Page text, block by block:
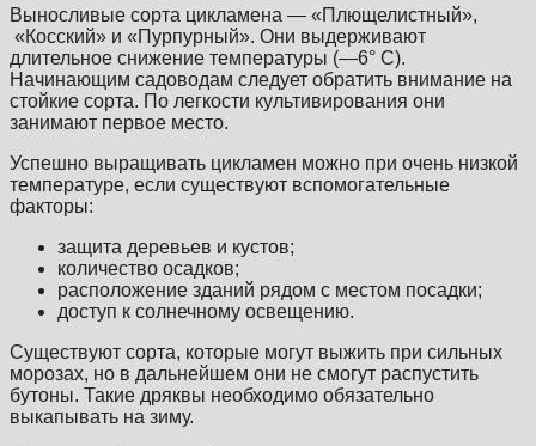
Выносливые сорта цикламена — «Плющелистный»,
«Косский» и «Пурпурный». Они выдерживают
длительное снижение температуры (—6° C).
Начинающим садоводам следует обратить внимание на
стойкие сорта. По легкости культивирования они
занимают первое место.
Успешно выращивать цикламен можно при очень низкой
температуре, если существуют вспомогательные
факторы:
защита деревьев и кустов;
количество осадков;
расположение зданий рядом с местом посадки;
доступ к солнечному освещению.
Существуют сорта, которые могут выжить при сильных
морозах, но в дальнейшем они не смогут распустить
бутоны. Такие дряквы необходимо обязательно
выкапывать на зиму.